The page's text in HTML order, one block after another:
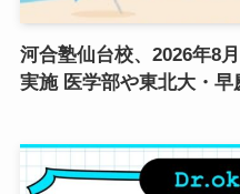
河合塾仙台校、2026年8
実施 医学部や東北大・早